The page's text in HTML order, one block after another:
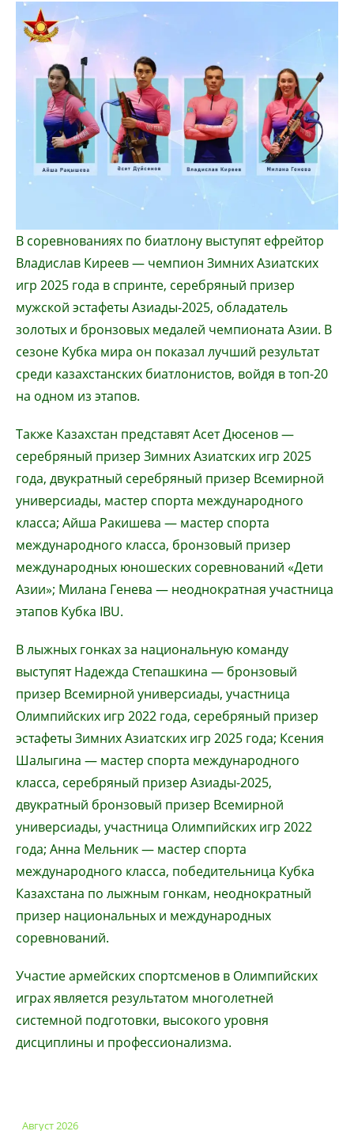
В соревнованиях по биатлону выступят ефрейтор
Владислав Киреев — чемпион Зимних Азиатских
игр 2025 года в спринте, серебряный призер
мужской эстафеты Азиады-2025, обладатель
золотых и бронзовых медалей чемпионата Азии. В
сезоне Кубка мира он показал лучший результат
среди казахстанских биатлонистов, войдя в топ-20
на одном из этапов.
Также Казахстан представят Асет Дюсенов —
серебряный призер Зимних Азиатских игр 2025
года, двукратный серебряный призер Всемирной
универсиады, мастер спорта международного
класса; Айша Ракишева — мастер спорта
международного класса, бронзовый призер
международных юношеских соревнований «Дети
Азии»; Милана Генева — неоднократная участница
этапов Кубка IBU.
В лыжных гонках за национальную команду
выступят Надежда Степашкина — бронзовый
призер Всемирной универсиады, участница
Олимпийских игр 2022 года, серебряный призер
эстафеты Зимних Азиатских игр 2025 года; Ксения
Шалыгина — мастер спорта международного
класса, серебряный призер Азиады-2025,
двукратный бронзовый призер Всемирной
универсиады, участница Олимпийских игр 2022
года; Анна Мельник — мастер спорта
международного класса, победительница Кубка
Казахстана по лыжным гонкам, неоднократный
призер национальных и международных
соревнований.
Участие армейских спортсменов в Олимпийских
играх является результатом многолетней
системной подготовки, высокого уровня
дисциплины и профессионализма.
Август 2026